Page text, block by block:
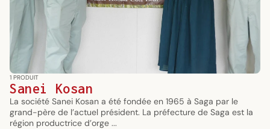
1 PRODUIT
Sanei Kosan
La société Sanei Kosan a été fondée en 1965 à Saga par le
grand-père de l’actuel président. La préfecture de Saga est la
région productrice d’orge ...